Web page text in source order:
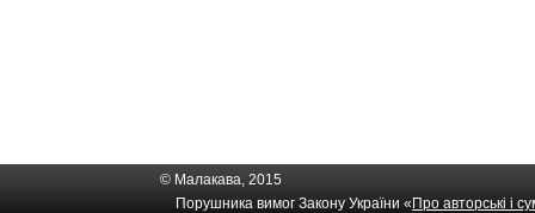
© Малакава, 2015
Порушника вимог Закону України « Про авторські і